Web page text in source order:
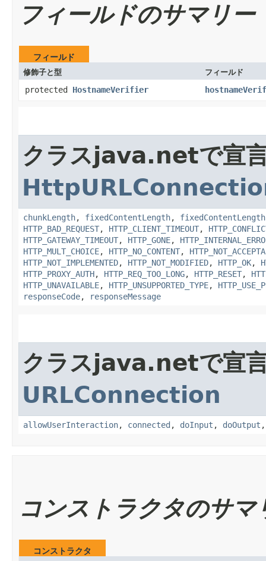
フィールドのサマリー
フィールド
修飾子と型 フィールド
protected HostnameVerifier
クラスjava.netで宣
chunkLength, fixedContentLength,
HTTP_BAD_REQUEST, HTTP_CLIENT_TIMEOUT,
HTTP_GATEWAY_TIMEOUT, HTTP_GONE,
HTTP_MULT_CHOICE, HTTP_NO_CONTENT,
HTTP_NOT_IMPLEMENTED, HTTP_NOT_MODIFIED, HTTP_OK,
HTTP_PROXY_AUTH, HTTP_REQ_TOO_LONG, HTTP_RESET,
HTTP_UNAVAILABLE, HTTP_UNSUPPORTED_TYPE,
responseCode, responseMessage
クラスjava.netで宣
URLConnection
allowUserInteraction, connected , doInput , doOutput
コンストラクタのサマ
コンストラクタ